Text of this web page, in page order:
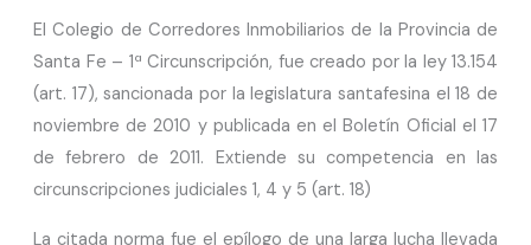
El Colegio de Corredores Inmobiliarios de la Provincia de
Santa Fe – 1ª Circunscripción, fue creado por la ley 13.154
(art. 17), sancionada por la legislatura santafesina el 18 de
noviembre de 2010 y publicada en el Boletín Oficial el 17
de febrero de 2011. Extiende su competencia en las
circunscripciones judiciales 1, 4 y 5 (art. 18)
La citada norma fue el epílogo de una larga lucha llevada